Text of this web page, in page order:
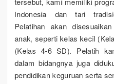
Indonesia dan tari
Pelatihan akan
anak, seperti kelas kecil
(Kelas 4-6 SD). Pelatih
dalam bidangnya juga
pendidikan keguruan serta